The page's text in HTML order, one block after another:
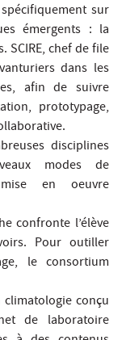
sur
émergents : la
chef de file
dans les
afin de suivre
prototypage,
disciplines
modes de
en oeuvre
confronte l’élève
Pour outiller
le consortium
conçu
de laboratoire